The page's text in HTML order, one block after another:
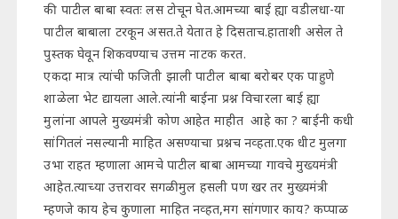
की पाटील बाबा स्वतः लस टोचून घेत.आमच्या बाई ह्या वडीलधा-या
पाटील बाबाला टरकून असत.ते येतात हे दिसताच.हाताशी असेल ते
पुस्तक घेवून शिकवण्याच उत्तम नाटक करत.
एकदा मात्र त्यांची फजिती झाली पाटील बाबा बरोबर एक पाहुणे
शाळेला भेट द्यायला आले.त्यांनी बाईना प्रश्न विचारला बाई ह्या
मुलांना आपले मुख्यमंत्री कोण आहेत माहीत आहे का ? बाईनी कधी
सांगितलं नसल्यानी माहित असण्याचा प्रश्नच नव्हता.एक धीट मुलगा
उभा राहत म्हणाला आमचे पाटील बाबा आमच्या गावचे मुख्यमंत्री
आहेत.त्याच्या उत्तरावर सगळी मुल हसली पण खर तर मुख्यमंत्री
म्हणजे काय हेच कुणाला माहित नव्हत,मग सांगणार काय? कप्पाळ